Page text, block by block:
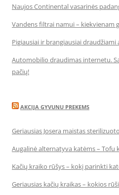
Naujos Continental vasarinės
Vandens filtrai namui – kiekvienam
Pigiausiai ir brangiausiai
Automobilio draudimas internetu.
pačių!
AKCIJA GYVUNU PREKEMS
Geriausias Josera maistas
Augalinė alternatyva katėms – Tofu
Kačių kraiko rūšys – kokį parinkti
Geriausias kačių kraikas – kokios